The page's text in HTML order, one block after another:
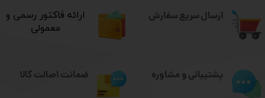
ارسال سریع سفارش
​ارائه فاکتور رسمی و
معمولی
پشتیبانی و مشاوره ضمانت اصالت کالا